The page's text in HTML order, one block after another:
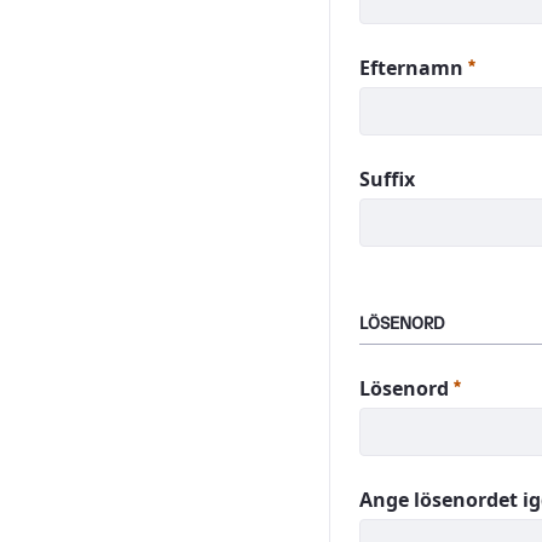
Efternamn
Suffix
LÖSENORD
Lösenord
Ange lösenordet